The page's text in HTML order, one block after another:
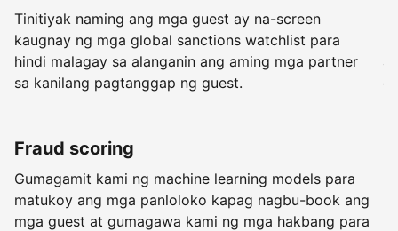
Tinitiyak naming ang mga guest ay na-screen
kaugnay ng mga global sanctions watchlist para
hindi malagay sa alanganin ang aming mga partner
sa kanilang pagtanggap ng guest.
Fraud scoring
Gumagamit kami ng machine learning models para
matukoy ang mga panloloko kapag nagbu-book ang
mga guest at gumagawa kami ng mga hakbang para